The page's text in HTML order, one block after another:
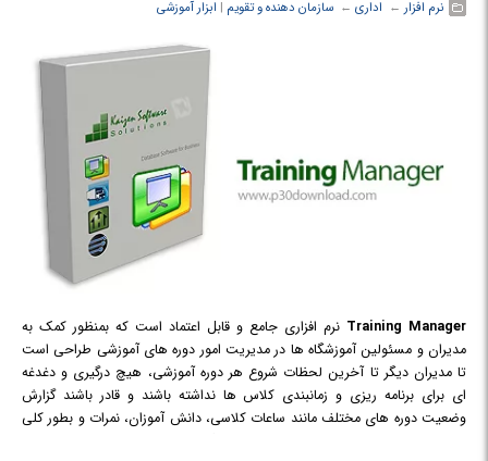
نرم افزار ← ‏ اداری ← ‏ سازمان دهنده و تقویم ‏| ابزار آموزشی
Training Manager نرم افزاری جامع و قابل اعتماد است که بمنظور کمک به
مدیران و مسئولین آموزشگاه ها در مدیریت امور دوره های آموزشی طراحی است
تا مدیران دیگر تا آخرین لحظات شروع هر دوره آموزشی، هیچ درگیری و دغدغه
ای برای برنامه ریزی و زمانبندی کلاس ها نداشته باشند و قادر باشند گزارش
وضعیت دوره های مختلف مانند ساعات کلاسی، دانش آموزان، نمرات و بطور کلی